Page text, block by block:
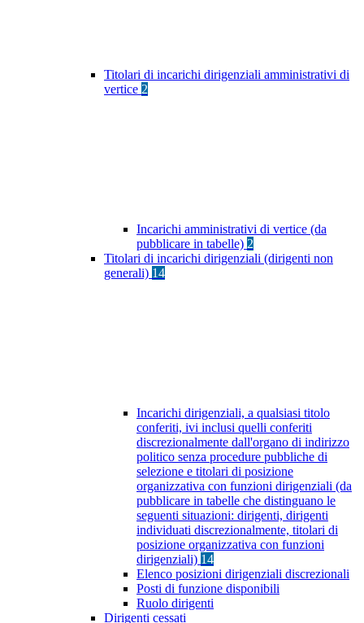
Titolari di incarichi dirigenziali amministrativi di
vertice 2
Incarichi amministrativi di vertice (da
pubblicare in tabelle) 2
Titolari di incarichi dirigenziali (dirigenti non
generali) 14
Incarichi dirigenziali, a qualsiasi titolo
conferiti, ivi inclusi quelli conferiti
discrezionalmente dall'organo di indirizzo
politico senza procedure pubbliche di
selezione e titolari di posizione
organizzativa con funzioni dirigenziali (da
pubblicare in tabelle che distinguano le
seguenti situazioni: dirigenti, dirigenti
individuati discrezionalmente, titolari di
posizione organizzativa con funzioni
dirigenziali) 14
Elenco posizioni dirigenziali discrezionali
Posti di funzione disponibili
Ruolo dirigenti
Dirigenti cessati